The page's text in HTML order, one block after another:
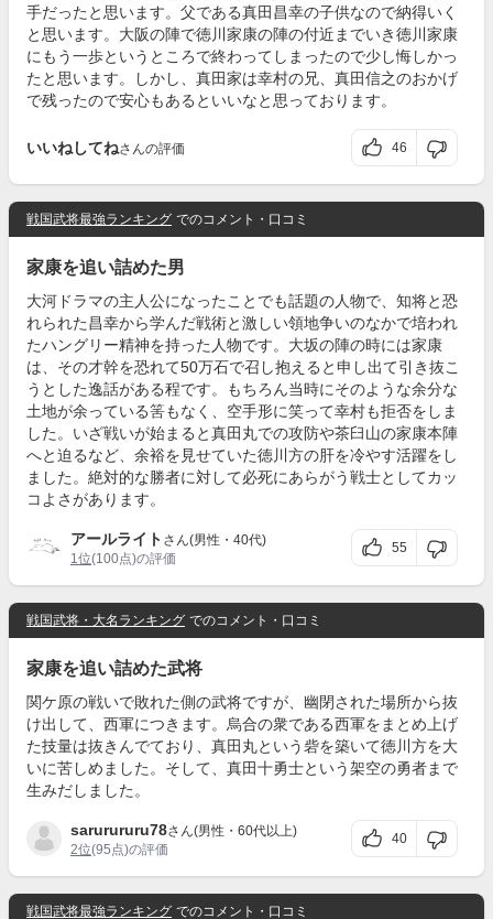
手だったと思います。父である真田昌幸の子供なので納得いく
と思います。大阪の陣で徳川家康の陣の付近までいき徳川家康
にもう一歩というところで終わってしまったので少し悔しかっ
たと思います。しかし、真田家は幸村の兄、真田信之のおかげ
で残ったので安心もあるといいなと思っております。
いいねしてねさんの評価 46
戦国武将最強ランキング でのコメント・口コミ
家康を追い詰めた男
大河ドラマの主人公になったことでも話題の人物で、知将と恐
れられた昌幸から学んだ戦術と激しい領地争いのなかで培われ
たハングリー精神を持った人物です。大坂の陣の時には家康
は、その才幹を恐れて50万石で召し抱えると申し出て引き抜こ
うとした逸話がある程です。もちろん当時にそのような余分な
土地が余っている筈もなく、空手形に笑って幸村も拒否をしま
した。いざ戦いが始まると真田丸での攻防や茶臼山の家康本陣
へと迫るなど、余裕を見せていた徳川方の肝を冷やす活躍をし
ました。絶対的な勝者に対して必死にあらがう戦士としてカッ
コよさがあります。
アールライト さん(男性・40代)
1位(100点)の評価
55
戦国武将・大名ランキング でのコメント・口コミ
家康を追い詰めた武将
関ケ原の戦いで敗れた側の武将ですが、幽閉された場所から抜
け出して、西軍につきます。烏合の衆である西軍をまとめ上げ
た技量は抜きんでており、真田丸という砦を築いて徳川方を大
いに苦しめました。そして、真田十勇士という架空の勇者まで
生みだしました。
sarurururu78さん(男性・60代以上)
2位(95点)の評価
40
戦国武将最強ランキング でのコメント・口コミ